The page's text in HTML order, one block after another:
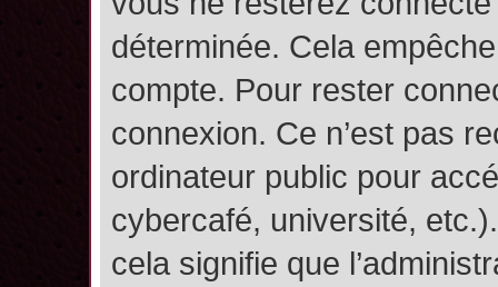
déterminée. Cela
compte. Pour rester
connexion. Ce n’est pas
ordinateur public pour
cybercafé, université,
cela signifie que